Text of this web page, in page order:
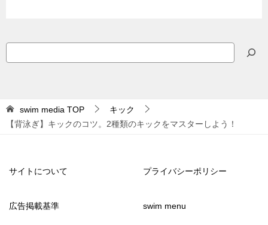
索
swim media TOP
キック
【背泳ぎ】キックのコツ。2種類のキックをマスターしよう！
サイトについて プライバシーポリシー
広告掲載基準 swim menu